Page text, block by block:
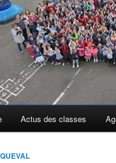
Actus des classes